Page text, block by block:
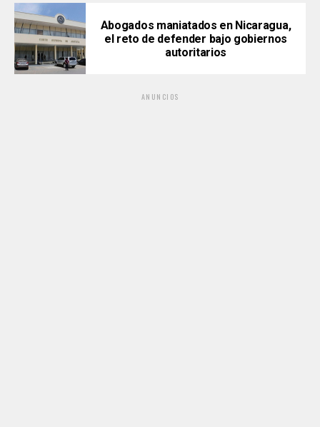
Abogados maniatados en Nicaragua,
el reto de defender bajo gobiernos
autoritarios
ANUNCIOS